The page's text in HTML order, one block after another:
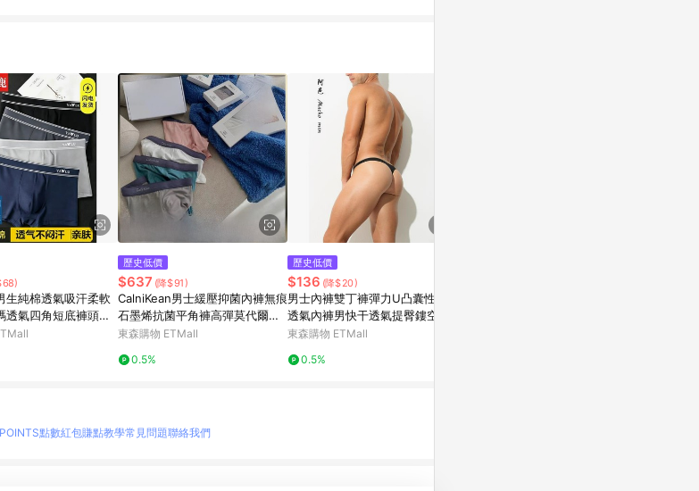
生純棉透氣吸汗柔軟
透氣四角短底褲頭全
歷史低價
$637 (降$91)
CalniKean男士緩壓抑菌內褲無痕
石墨烯抗菌平角褲高彈莫代爾四
角
東森購物 ETMall
0.5%
歷史低價
$136 (降$20)
男士內褲雙丁褲彈力U凸囊性感
透氣內褲男快干透氣提臀鏤空雙
丁
東森購物 ETMall
0.5%
點數紅包賺點教學常見問題聯絡我們